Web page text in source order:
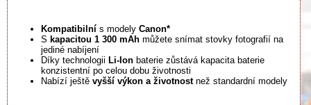
Kompatibilní s modely Canon*
S kapacitou 1 300 mAh můžete snímat stovky fotografií na
jediné nabíjení
Díky technologii Li-Ion baterie zůstává kapacita baterie
konzistentní po celou dobu životnosti
Nabízí ještě vyšší výkon a životnostnež standardní modely